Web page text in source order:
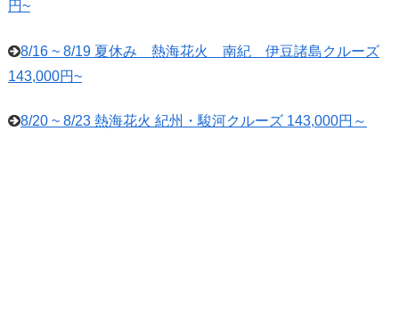
円~
8/16 ~ 8/19 夏休み 熱海花火 南紀 伊豆諸島クルーズ
143,000円~
8/20 ~ 8/23 熱海花火 紀州・駿河クルーズ 143,000円～